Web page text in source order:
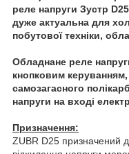
реле напруги Зустр
дуже актуальна для
побутової техніки,
Обладнане реле
кнопковим
самозагасного
напруги на вході
Призначення:
ZUBR D25 призначений